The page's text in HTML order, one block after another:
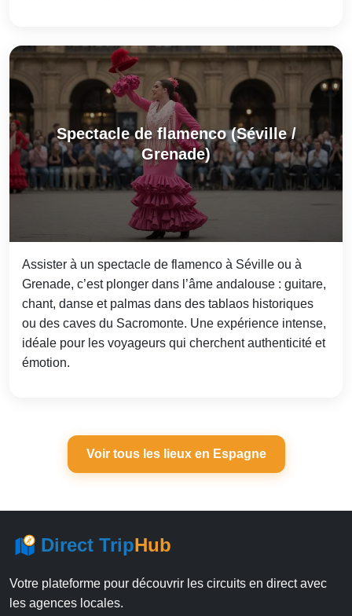
Spectacle de flamenco (Séville /
Grenade)
Assister à un spectacle de flamenco à Séville ou à
Grenade, c’est plonger dans l’âme andalouse : guitare,
chant, danse et palmas dans des tablaos historiques
ou des caves du Sacromonte. Une expérience intense,
idéale pour les voyageurs qui cherchent authenticité et
émotion.
Voir tous les lieux en Espagne
Direct TripHub
Votre plateforme pour découvrir les circuits en direct avec
les agences locales.